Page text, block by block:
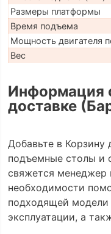
Размеры платформы
Время подъема
Мощность двигателя
Вес
Информация
доставке
Добавьте в Корзину
подъемные столы и
свяжется
необходимости
подходящей модели
эксплуатации, а